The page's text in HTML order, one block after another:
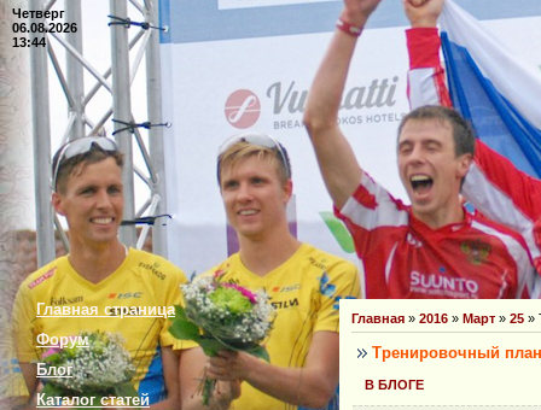
Четверг
06.08.2026
13:44
Главная страница
Форум
Блог
Каталог статей
Главная » 2016 » Март » 25 »
Тренировочный
В БЛОГЕ